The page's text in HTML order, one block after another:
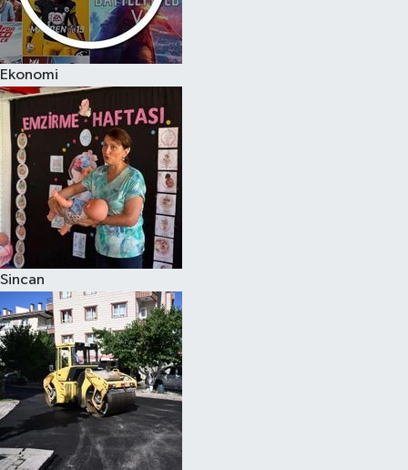
Ekonomi
Sincan